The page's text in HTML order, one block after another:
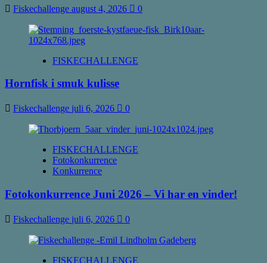
Fiskechallenge august 4, 2026 0
FISKECHALLENGE
Hornfisk i smuk kulisse
Fiskechallenge juli 6, 2026 0
FISKECHALLENGE
Fotokonkurrence
Konkurrence
Fotokonkurrence Juni 2026 – Vi har en vinder!
Fiskechallenge juli 6, 2026 0
FISKECHALLENGE